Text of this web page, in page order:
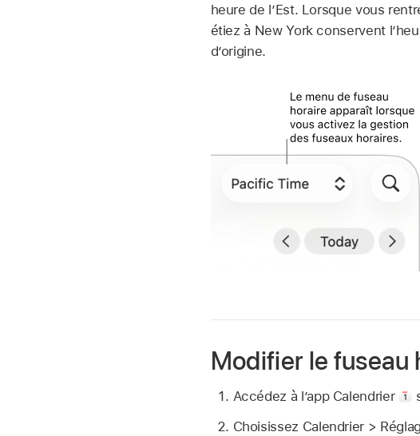
heure de l’Est. Lorsque vous
étiez à New York conservent
d’origine.
Modifier le fuseau
Accédez à lʼapp Calendrier
Choisissez Calendrier >